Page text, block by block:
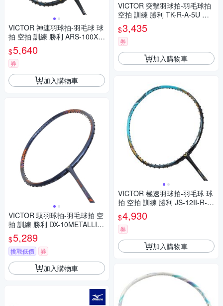
VICTOR 神速羽球拍-羽毛球 球
拍 空拍 訓練 勝利 ARS-100X U
ltra-G-3U 黑藍綠黃銀
$5,640
券
加入購物車
VICTOR 馭羽球拍-羽毛球拍 空
拍 訓練 勝利 DX-10METALLIC-
B-4U 丈青橘紫
$5,289
挑戰低價 券
加入購物車
VICTOR 突擊羽球拍-羽毛球拍
空拍 訓練 勝利 TK-R-A-5U 白
金綠
$3,435
券
加入購物車
VICTOR 極速羽球拍-羽毛球 球
拍 空拍 訓練 勝利 JS-12II-R-3
U 湖綠黑金白
$4,930
券
加入購物車